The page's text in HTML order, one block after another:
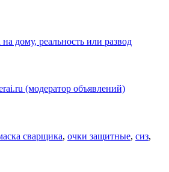
дому, реальность или развод
(модератор объявлений)
сварщика, очки защитные, сиз,